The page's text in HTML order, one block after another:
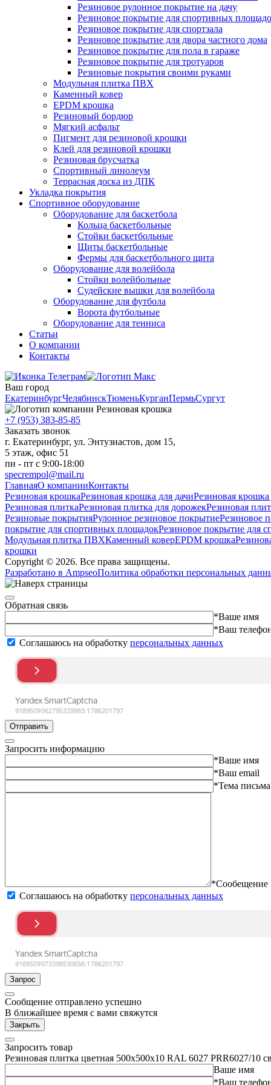
Резиновое рулонное покрытие на дачу
Резиновое покрытие для спортивных
Резиновое покрытие для спортзала
Резиновое покрытие для двора частного дома
Резиновое покрытие для пола в гараже
Резиновое покрытие для тротуаров
Резиновые покрытия своими руками
Модульная плитка ПВХ
Каменный ковер
EPDM крошка
Резиновый бордюр
Мягкий асфальт
Пигмент для резиновой крошки
Клей для резиновой крошки
Резиновая брусчатка
Спортивный линолеум
Террасная доска из ДПК
Укладка покрытия
Спортивное оборудование
Оборудование для баскетбола
Кольца баскетбольные
Стойки баскетбольные
Щиты баскетбольные
Фермы для баскетбольного щита
Оборудование для волейбола
Стойки волейбольные
Судейские вышки для волейбола
Оборудование для футбола
Ворота футбольные
Оборудование для тенниса
Статьи
О компании
Контакты
Ваш город
ЕкатеринбургЧелябинскТюменьКурганПермьСургут
+7 (953) 383-85-85
Заказать звонок
г. Екатеринбург, ул. Энтузиастов, дом 15,
5 этаж, офис 51
пн - пт с 9:00-18:00
specrempol@mail.ru
ГлавнаяО компанииКонтакты
Резиновая крошкаРезиновая крошка для дачиРезиновая
Резиновая плиткаРезиновая плитка для дорожекРезиновая
Резиновые покрытияРулонное резиновое покрытиеРезиновое
покрытие для спортивных площадокРезиновое покрытие для
Модульная плитка ПВХКаменный коверEPDM крошка
крошки
Copyright © 2026. Все права защищены.
Разработано в AmpseoПолитика обработки персональных
Обратная связь
*Ваше имя
*Ваш
Соглашаюсь на обработку персональных данных
Отправить
Запросить информацию
*Ваше имя
*Ваш email
*Тема письма
*Сообещение
Соглашаюсь на обработку персональных данных
Запрос
Сообщение отправлено успешно
В ближайшее время с вами свяжутся
Закрыть
Запросить товар
Резиновая плитка цветная 500х500х10 RAL 6027 PRR6027/10
Ваше имя
*Ваш